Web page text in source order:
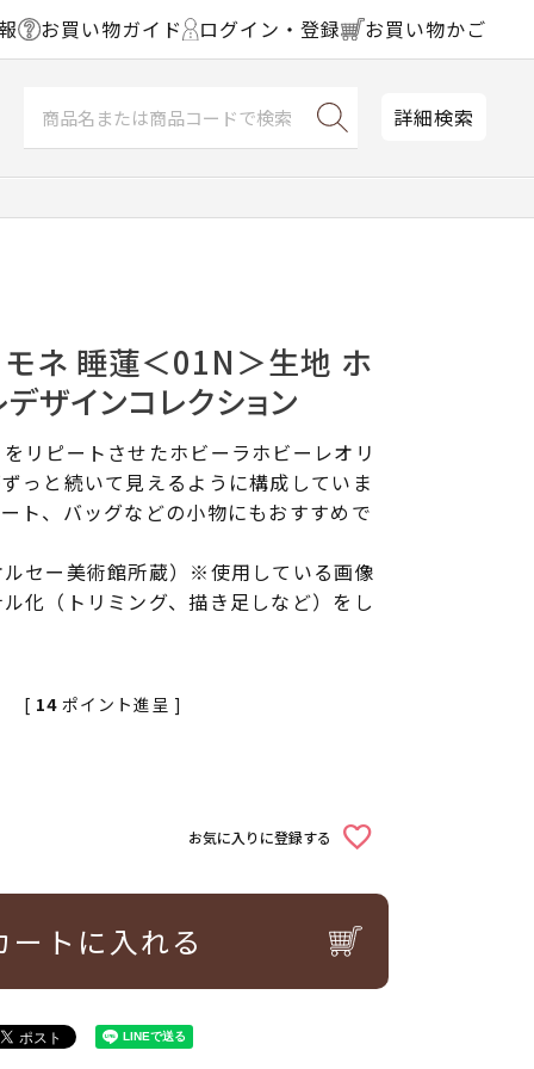
お買い物ガイド ログイン・登録 お買い物かご
詳細検索
モネ 睡蓮＜01N＞生地 ホ
ザインコレクション
リピートさせたホビーラホビーレオリ
っと続いて見えるように構成していま
ト、バッグなどの小物にもおすすめで
セー美術館所蔵）※使用している画像
化（トリミング、描き足しなど）をし
[ 14 ポイント進呈 ]
お気に入りに登録する
ートに入れる